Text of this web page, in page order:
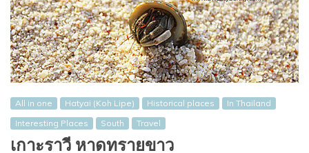
All in one Hatyai (Koh Lipe) Historical places
In Thailand
Interesting Places
South Travel
เกาะราวี หาดทรายขาว